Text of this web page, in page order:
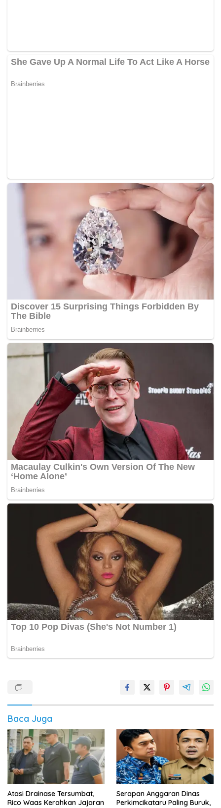
Baca Juga
Atasi Drainase Tersumbat,
Rico Waas Kerahkan Jajaran
Serapan Anggaran Dinas
Perkimcikataru Paling Buruk,